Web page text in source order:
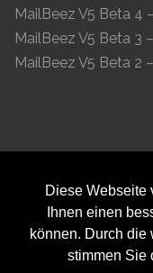
Diese Webseite
Ihnen einen
können. Durch die
stimmen Sie
MailBeez V5 Beta 2
MailBeez Aps ·